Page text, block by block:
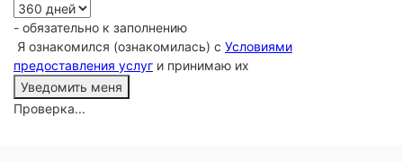
- обязательно к заполнению
Я ознакомился (ознакомилась) с Условиями
предоставления услуг и принимаю их
Проверка...